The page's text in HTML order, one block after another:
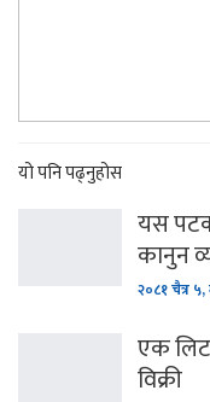
यो पनि पढ्नुहोस
यस
कानुन
२०८१ चैत्र
एक
विक्री